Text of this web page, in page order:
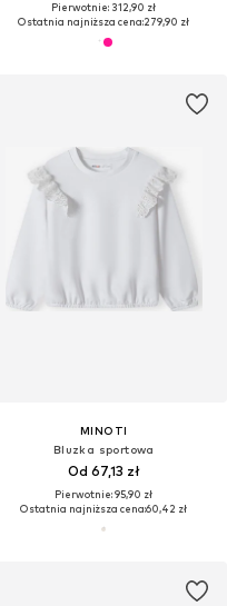
Pierwotnie: 312,90 zł
Ostatnia najniższa cena:279,90 zł
MINOTI
Bluzka sportowa
Od 67,13 zł
Pierwotnie: 95,90 zł
Ostatnia najniższa cena:60,42 zł